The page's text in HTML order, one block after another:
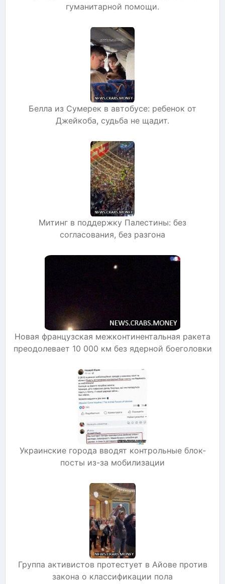
гуманитарной помощи.
Белла из Сумерек в автобусе: ребенок от
Джейкоба, судьба не щадит.
Митинг в поддержку Палестины: без
согласования, без разгона
Новая французская межконтинентальная ракета
преодолевает 10 000 км без ядерной боеголовки
Украинские города вводят контрольные блок-
посты из-за мобилизации
Группа активистов протестует в Айове против
закона о классификации пола